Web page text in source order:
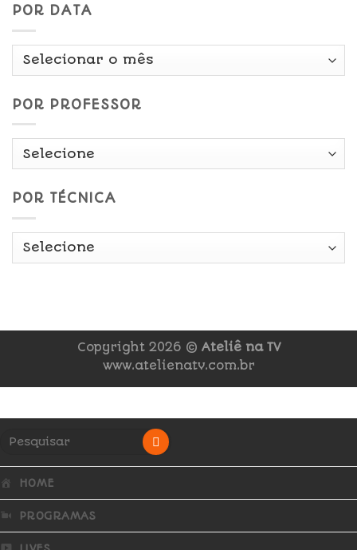
POR DATA
Por
POR PROFESSOR
POR TÉCNICA
Copyright 2026 © Ateliê na TV
www.atelienatv.com.br
HOME
PROGRAMAS